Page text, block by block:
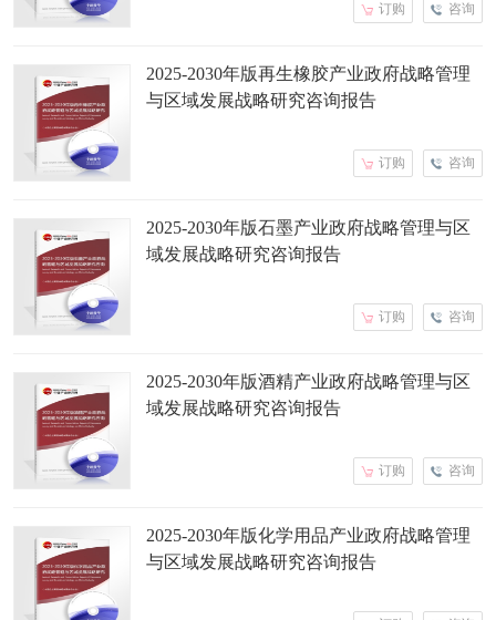
咨询
订购
2025-2030年版再生橡胶产业政府战略管理
与区域发展战略研究咨询报告
咨询
订购
2025-2030年版石墨产业政府战略管理与区
域发展战略研究咨询报告
咨询
订购
2025-2030年版酒精产业政府战略管理与区
域发展战略研究咨询报告
咨询
订购
2025-2030年版化学用品产业政府战略管理
与区域发展战略研究咨询报告